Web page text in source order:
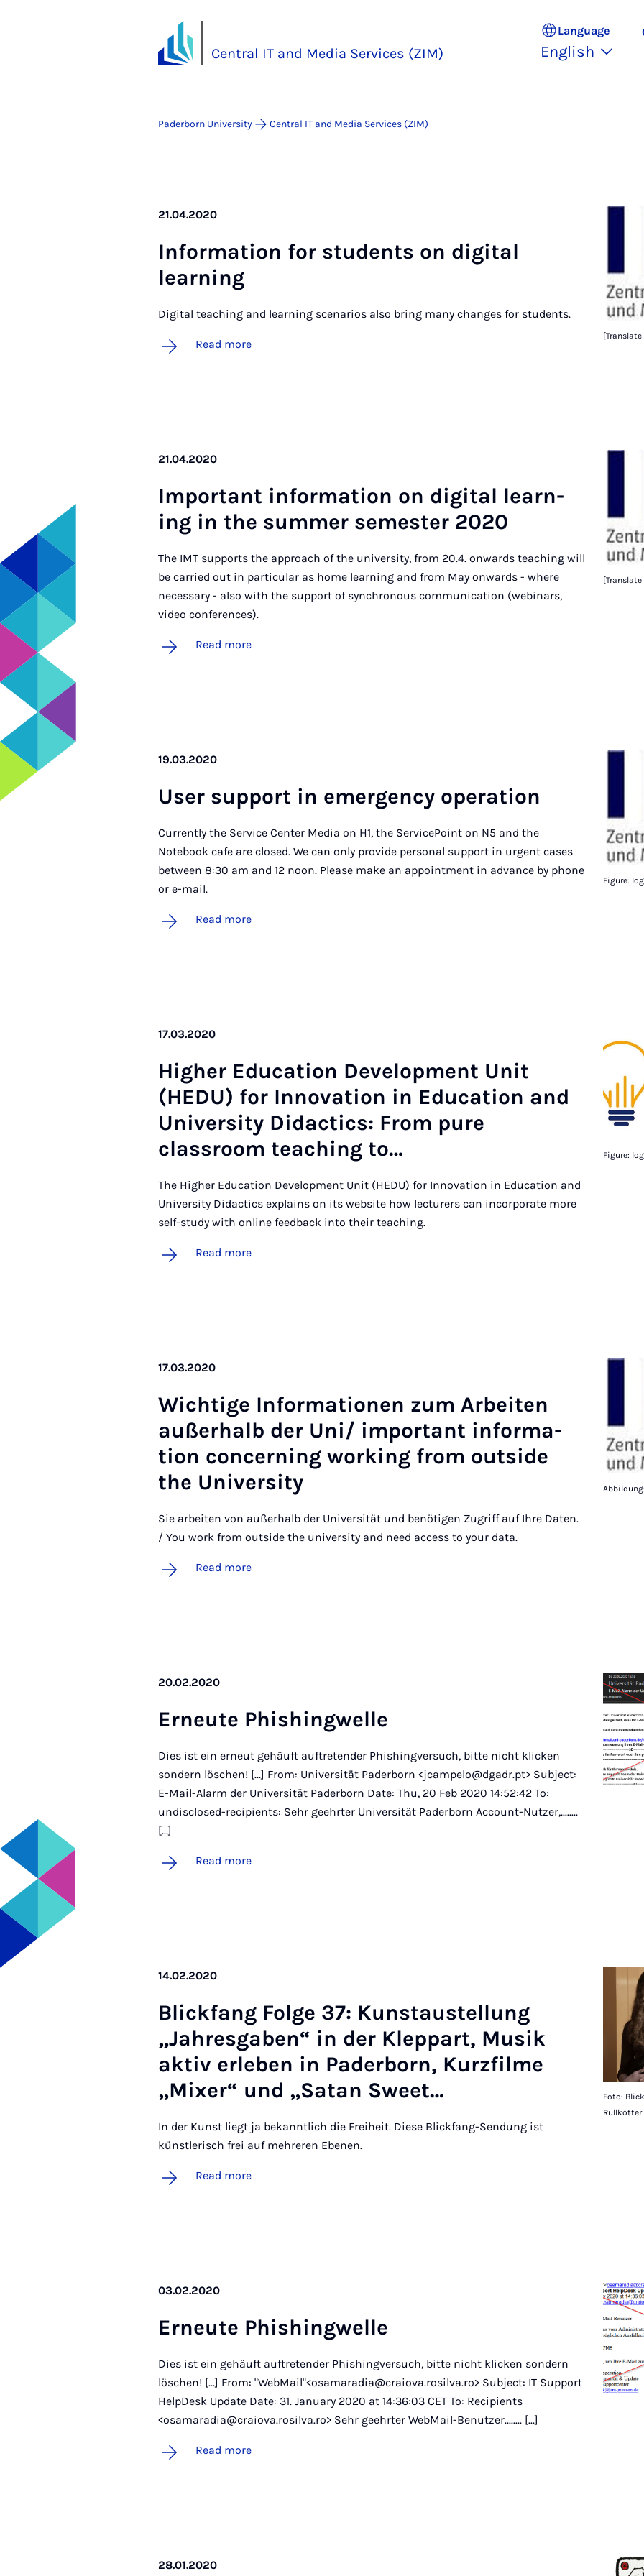
Central IT and Media Services (ZIM)
Language
English
Paderborn University Central IT and Media Services (ZIM)
21.04.2020
In­form­a­tion for stu­dents on di­git­al
learn­ing
Digital teaching and learning scenarios also bring many changes for students.
Read more
21.04.2020
Im­port­ant in­form­a­tion on di­git­al learn­
ing in the sum­mer semester 2020
The IMT supports the approach of the university, from 20.4. onwards teaching will
be carried out in particular as home learning and from May onwards - where
necessary - also with the support of synchronous communication (webinars,
video conferences).
Read more
Figure:
19.03.2020
User sup­port in emer­gency op­er­a­tion
Currently the Service Center Media on H1, the ServicePoint on N5 and the
Notebook cafe are closed. We can only provide personal support in urgent cases
between 8:30 am and 12 noon. Please make an appointment in advance by phone
or e-mail.
Read more
Figure:
17.03.2020
High­er Edu­ca­tion De­vel­op­ment Unit
(HEDU) for In­nov­a­tion in Edu­ca­tion and
Uni­ver­sity Di­dactics: From pure
classroom teach­ing to…
The Higher Education Development Unit (HEDU) for Innovation in Education and
University Didactics explains on its website how lecturers can incorporate more
self-study with online feedback into their teaching.
Read more
17.03.2020
Wichtige In­form­a­tion­en zum Arbeiten
außer­halb der Uni/ im­port­ant in­form­a­
tion con­cern­ing work­ing from out­side
the Uni­ver­sity
Sie arbeiten von außerhalb der Universität und benötigen Zugriff auf Ihre Daten.
/ You work from outside the university and need access to your data.
Read more
20.02.2020
Erneute Phish­ing­welle
Dies ist ein erneut gehäuft auftretender Phishingversuch, bitte nicht klicken
sondern löschen! [...] From: Universität Paderborn <jcampelo@dgadr.pt> Subject:
E-Mail-Alarm der Universität Paderborn Date: Thu, 20 Feb 2020 14:52:42 To:
undisclosed-recipients: Sehr geehrter Universität Paderborn Account-Nutzer,........
[...]
Read more
Foto:
Rullkötter
14.02.2020
Blick­fang Folge 37: Kun­staus­tel­lung
„Jahresgaben“ in der Klep­part, Mu­sik
akt­iv er­leben in Pader­born, Kur­z­filme
„Mix­er“ und „Satan Sweet…
In der Kunst liegt ja bekanntlich die Freiheit. Diese Blickfang-Sendung ist
künstlerisch frei auf mehreren Ebenen.
Read more
03.02.2020
Erneute Phish­ing­welle
Dies ist ein gehäuft auftretender Phishingversuch, bitte nicht klicken sondern
löschen! [...] From: "WebMail"<osamaradia@craiova.rosilva.ro> Subject: IT Support
HelpDesk Update Date: 31. January 2020 at 14:36:03 CET To: Recipients
<osamaradia@craiova.rosilva.ro> Sehr geehrter WebMail-Benutzer........ [...]
Read more
28.01.2020